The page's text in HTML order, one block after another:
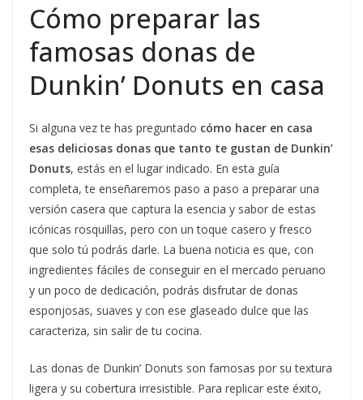
Cómo preparar las
famosas donas de
Dunkin’ Donuts en casa
Si alguna vez te has preguntado cómo hacer en casa
esas deliciosas donas que tanto te gustan de Dunkin’
Donuts, estás en el lugar indicado. En esta guía
completa, te enseñaremos paso a paso a preparar una
versión casera que captura la esencia y sabor de estas
icónicas rosquillas, pero con un toque casero y fresco
que solo tú podrás darle. La buena noticia es que, con
ingredientes fáciles de conseguir en el mercado peruano
y un poco de dedicación, podrás disfrutar de donas
esponjosas, suaves y con ese glaseado dulce que las
caracteriza, sin salir de tu cocina.
Las donas de Dunkin’ Donuts son famosas por su textura
ligera y su cobertura irresistible. Para replicar este éxito,